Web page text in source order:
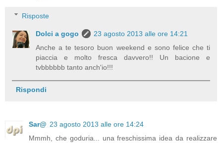
Risposte
Dolci a gogo
23 agosto 2013 alle ore 14:21
Anche a te tesoro buon weekend e sono felice che ti
piaccia e molto fresca davvero!! Un bacione e
tvbbbbbb tanto anch'io!!!
Rispondi
Sar@ 23 agosto 2013 alle ore 14:24
Mmmh, che goduria... una freschissima idea da realizzare